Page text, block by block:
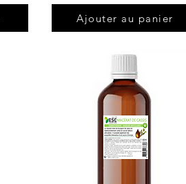
Ajouter au panier